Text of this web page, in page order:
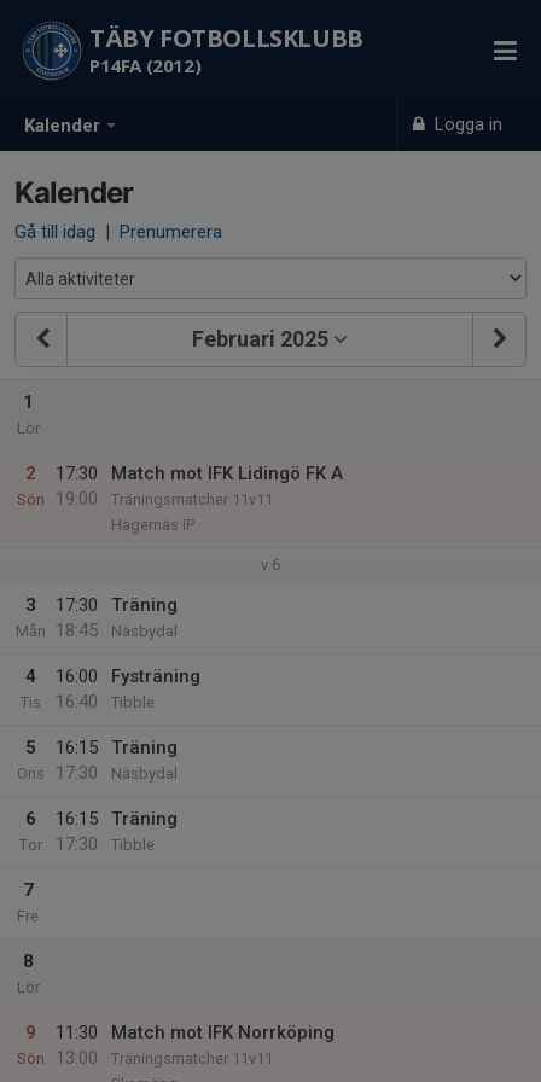
Kalender Logga in
TÄBY FOTBOLLSKLUBB
P14FA (2012)
Kalender
Gå till idag | Prenumerera
Februari 2025
1
Lör
2
Sön
17:30
19:00
Match mot IFK Lidingö FK A
Träningsmatcher 11v11
Hägernäs IP
v.6
3
Mån
17:30
18:45
Träning
Näsbydal
4
Tis
16:00
16:40
Fysträning
Tibble
5
Ons
16:15
17:30
Träning
Näsbydal
6
Tor
16:15
17:30
Träning
Tibble
7
Fre
8
Lör
9
Sön
11:30
13:00
Match mot IFK Norrköping
Träningsmatcher 11v11